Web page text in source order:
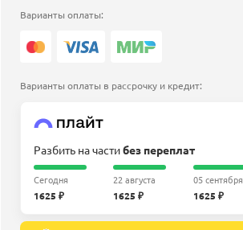
Варианты оплаты:
Варианты оплаты в рассрочку и кредит:
Разбить на частибез переплат
Сегодня
1625 ₽
22 августа
1625 ₽
05 сентября
1625 ₽